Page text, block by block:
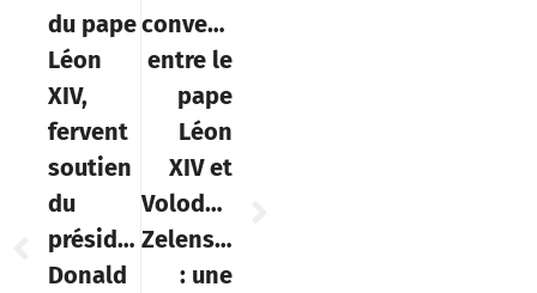
du pape
Léon
XIV,
fervent
soutien
du
président
Donald
conversation
entre le
pape
Léon
XIV et
Volodymyr
Zelensky
: une